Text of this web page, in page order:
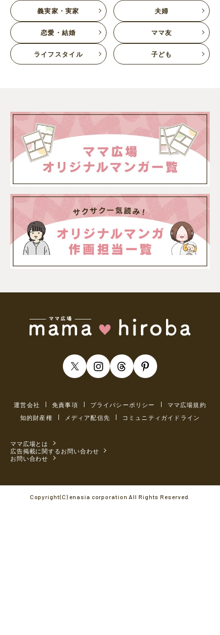
義実家・実家 夫婦
恋愛・結婚 ママ友
ライフスタイル 子ども
運営会社 免責事項 プライバシーポリシー
ママ広場規約
知的財産権
メディア配信先 コミュニティガイドライン
ママ広場とは
広告掲載に関するお問い合わせ
お問い合わせ
Copyright(C) enasia corporation All Rights Reserved.